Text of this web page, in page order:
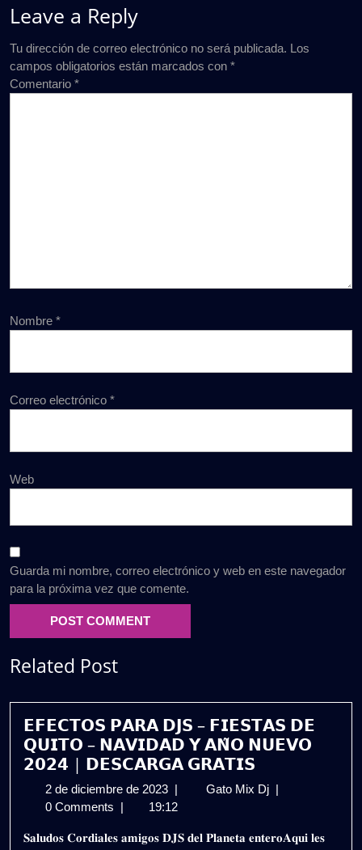
Leave a Reply
Tu dirección de correo electrónico no será publicada. Los
campos obligatorios están marcados con *
Comentario *
Nombre *
Correo electrónico *
Web
Guarda mi nombre, correo electrónico y web en este navegador
para la próxima vez que comente.
Related Post
𝗘𝗙𝗘𝗖𝗧𝗢𝗦 𝗣𝗔𝗥𝗔 𝗗𝗝𝗦 – 𝗙𝗜𝗘𝗦𝗧𝗔𝗦 𝗗𝗘
𝗤𝗨𝗜𝗧𝗢 – 𝗡𝗔𝗩𝗜𝗗𝗔𝗗 𝗬 𝗔𝗡̃𝗢 𝗡𝗨𝗘𝗩𝗢
𝟮𝟬𝟮𝟰 | 𝗗𝗘𝗦𝗖𝗔𝗥𝗚𝗔 𝗚𝗥𝗔𝗧𝗜𝗦
2 de diciembre de 2023 2
de
de
| Gato Mix Dj 𝗘𝗙𝗘𝗖𝗧𝗢𝗦
–
|
0 Comments | 19:12
𝐒𝐚𝐥𝐮𝐝𝐨𝐬 𝐂𝐨𝐫𝐝𝐢𝐚𝐥𝐞𝐬 𝐚𝐦𝐢𝐠𝐨𝐬 𝐃𝐉𝐒 𝐝𝐞𝐥 𝐏𝐥𝐚𝐧𝐞𝐭𝐚 𝐞𝐧𝐭𝐞𝐫𝐨𝐀𝐪𝐮𝐢 𝐥𝐞𝐬